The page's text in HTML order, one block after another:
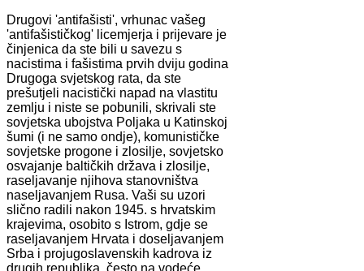
Drugovi 'antifašisti', vrhunac vašeg
'antifašističkog' licemjerja i prijevare je
činjenica da ste bili u savezu s
nacistima i fašistima prvih dviju godina
Drugoga svjetskog rata, da ste
prešutjeli nacistički napad na vlastitu
zemlju i niste se pobunili, skrivali ste
sovjetska ubojstva Poljaka u Katinskoj
šumi (i ne samo ondje), komunističke
sovjetske progone i zlosilje, sovjetsko
osvajanje baltičkih država i zlosilje,
raseljavanje njihova stanovništva
naseljavanjem Rusa. Vaši su uzori
slično radili nakon 1945. s hrvatskim
krajevima, osobito s Istrom, gdje se
raseljavanjem Hrvata i doseljavanjem
Srba i projugoslavenskih kadrova iz
drugih republika, često na vodeće